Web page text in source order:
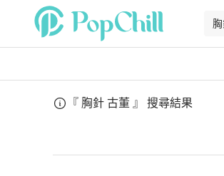
『 胸針 古董 』 搜尋結果